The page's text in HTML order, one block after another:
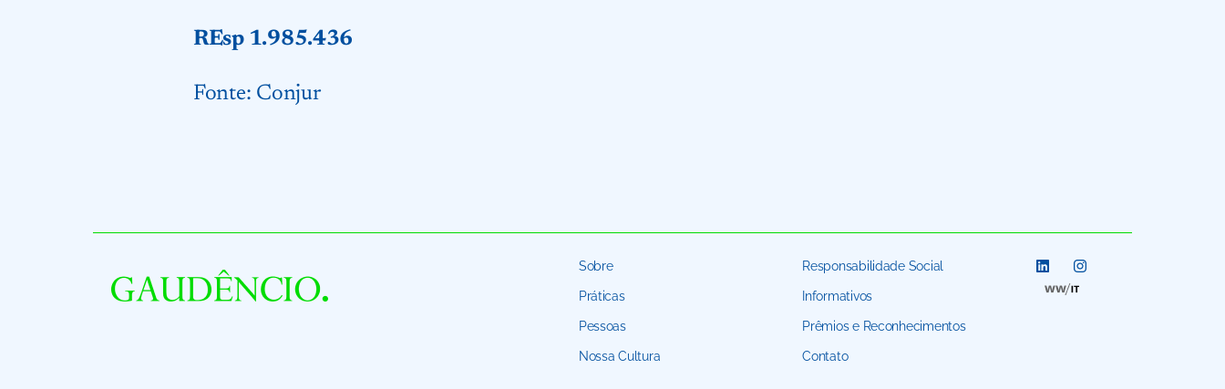
REsp 1.985.436
Fonte: Conjur
Sobre
Práticas
Pessoas
Nossa Cultura
Responsabilidade Social
Informativos
Prêmios e Reconhecimentos
Contato